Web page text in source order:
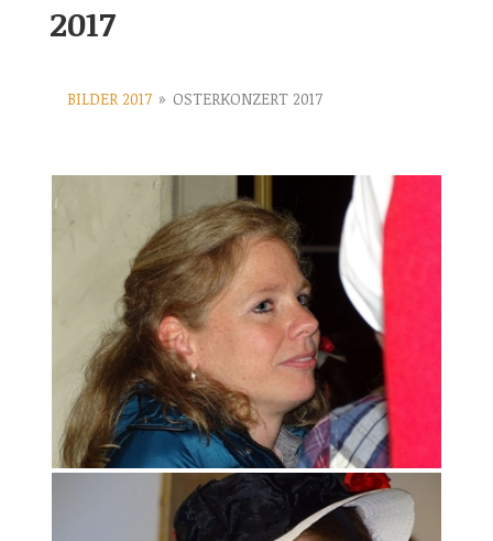
2017
BILDER 2017 » OSTERKONZERT 2017